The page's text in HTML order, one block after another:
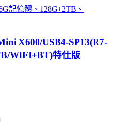
記憶體、128G+2TB、
X600/USB4-SP13(R7-
WIFI+BT)特仕版